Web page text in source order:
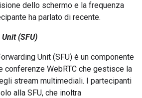
dello schermo e la frequenza
ha parlato di recente.
(SFU)
Unit (SFU) è un componente
conferenze WebRTC che gestisce la
stream multimediali. I partecipanti
alla SFU, che inoltra